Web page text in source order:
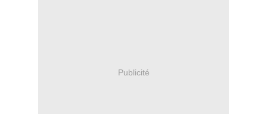
Publicité